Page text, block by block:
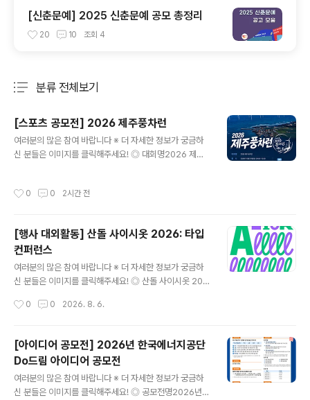
[신춘문예] 2025 신춘문예 공모 총정리
20 10 조회 4
분류 전체보기
[스포츠 공모전] 2026 제주풍차런
여러분의 많은 참여 바랍니다 ※ 더 자세한 정보가 궁금하
신 분들은 이미지를 클릭해주세요! ◎ 대회명2026 제주
수협 다목적어업인종합지원센터제주 제주시 한림읍 한림
9:00 / 5K 09:20 ◎ 참가비 입금계좌- 은행명 : 농협- 계
좌번호 : 351-1405-5832-13- 예금주 : 주식회사 어디
감수광 ◎ 시상내용종합 시상시상은 10km 부문에 한해
진행되며, 5km 부문은 시상에서 제외됩니다.- 1위 30만
0 0 2시간 전
[행사 대외활동] 산돌 사이시옷 2026: 타입
컨퍼런스
여러분의 많은 참여 바랍니다 ※ 더 자세한 정보가 궁금하
신 분들은 이미지를 클릭해주세요! ◎ 산돌 사이시옷 202
타입 컨퍼런스 산돌 사이시옷 2026!디자이너 및 콘텐츠
10월 16(금)~17일(토) DDP에서 진행됩니다. [연 사]프리
텐다드를 만든 길형진 디렉터우아한형제들의 한명수 CC
O신신그래픽의 신해옥·신동혁 디자이너오이뮤의 신소현
대표 [부가프로그램]- 사이시옷 인사이트 (네트워킹 프로
그램)- 브랜드 체험 부스- 익스클루시브 키트 (웰컴패키지
0 0 2026. 8. 6.
[아이디어 공모전] 2026년 한국에너지공단
Do드림 아이디어 공모전
여러분의 많은 참여 바랍니다 ※ 더 자세한 정보가 궁금하
신 분들은 이미지를 클릭해주세요! ◎ 공모전명2026년